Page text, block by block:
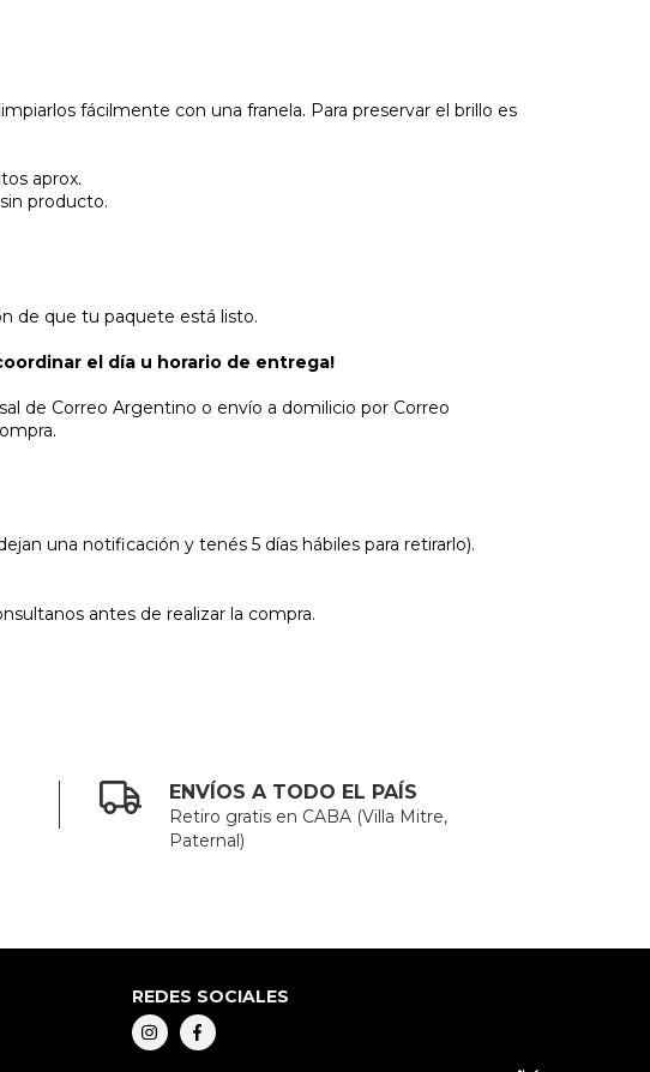
fácilmente con una franela. Para preservar el brillo es
aprox.
producto.
de que tu paquete está listo.
el día u horario de entrega!
de Correo Argentino o envío a domilicio por Correo
una notificación y tenés 5 días hábiles para retirarlo).
antes de realizar la compra.
ENVÍOS A TODO EL PAÍS
Retiro gratis en CABA (Villa Mitre,
Paternal)
REDES SOCIALES